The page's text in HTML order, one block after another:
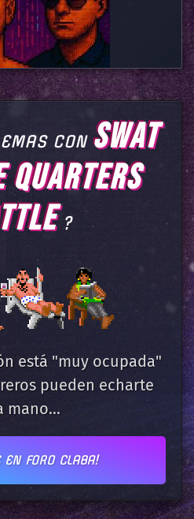
CON SWAT
?
está "muy ocupada"
pueden echarte
mano...
EN FORO CLABA!